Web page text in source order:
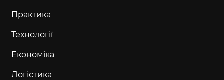
Практика
Технології
Економіка
Логістика